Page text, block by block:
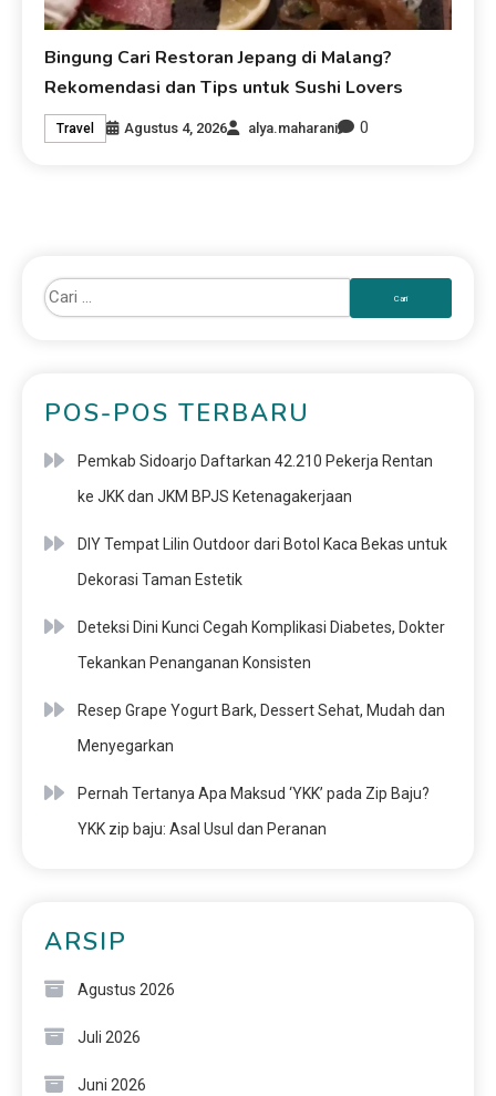
Bingung Cari Restoran Jepang di Malang?
Rekomendasi dan Tips untuk Sushi Lovers
Travel Agustus 4, 2026 alya.maharani 0
POS-POS TERBARU
Pemkab Sidoarjo Daftarkan 42.210 Pekerja Rentan
ke JKK dan JKM BPJS Ketenagakerjaan
DIY Tempat Lilin Outdoor dari Botol Kaca Bekas untuk
Dekorasi Taman Estetik
Deteksi Dini Kunci Cegah Komplikasi Diabetes, Dokter
Tekankan Penanganan Konsisten
Resep Grape Yogurt Bark, Dessert Sehat, Mudah dan
Menyegarkan
Pernah Tertanya Apa Maksud ‘YKK’ pada Zip Baju?
YKK zip baju: Asal Usul dan Peranan
ARSIP
Agustus 2026
Juli 2026
Juni 2026